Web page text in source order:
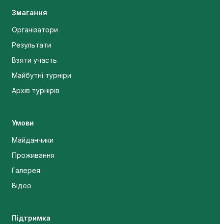
Змагання
Організатори
Результати
Взяти участь
Майбутні турніри
Архів турнірів
Умови
Майданчики
Проживання
Галерея
Відео
Підтримка